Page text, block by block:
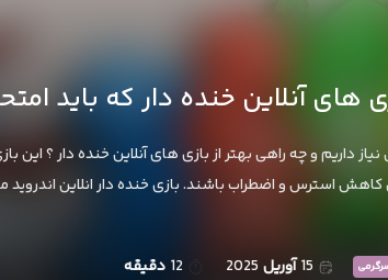
های آنلاین خنده دار که باید
داریم و چه راهی بهتر از بازی های آنلاین خنده دار ؟ این
کاهش استرس و اضطراب باشند. بازی خنده دار انلاین
15 آوریل 2025
12 دقیقه